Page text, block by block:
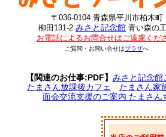
〒036-0104 青森県平川市柏木町
柳田131-2 みさと記念館 青い森の
お電話によるお問合せはご遠慮くだ
ご質問・お問い合せはプラザへ
【関連のお仕事:PDF】 みさと記念館
たまさん放課後カフェ
たまさん家
面会交流支援のご案内 たまさん